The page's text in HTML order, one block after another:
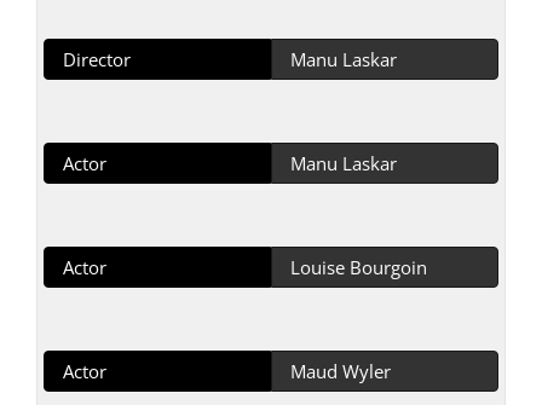
Director Manu Laskar
Actor Manu Laskar
Actor Louise Bourgoin
Actor Maud Wyler